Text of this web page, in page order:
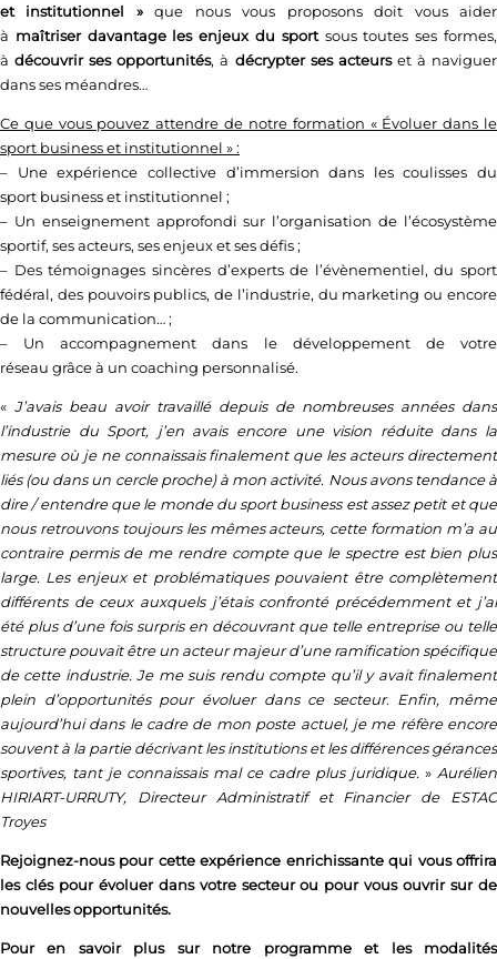
et institutionnel »que nous vous proposons doit vous aider
à maîtriser davantage les enjeux du sportsous toutes ses formes,
àdécouvrir ses opportunités, à décrypter ses acteurset à naviguer
dans ses méandres…
Ce que vous pouvez attendre de notre formation « Évoluer dans le
sport business et institutionnel » :
– Une expérience collective d’immersion dans les coulisses du
sport business et institutionnel ;
– Un enseignement approfondi sur l’organisation de l’écosystème
sportif, ses acteurs, ses enjeux et ses défis ;
– Des témoignages sincères d’experts de l’évènementiel, du sport
fédéral, des pouvoirs publics, de l’industrie, du marketing ou encore
de la communication… ;
– Un accompagnement dans le développement de votre
réseau grâce à un coaching personnalisé.
« J’avais beau avoir travaillé depuis de nombreuses années dans
l’industrie du Sport, j’en avais encore une vision réduite dans la
mesure où je ne connaissais finalement que les acteurs directement
liés (ou dans un cercle proche) à mon activité. Nous avons tendance à
dire / entendre que le monde du sport business est assez petit et que
nous retrouvons toujours les mêmes acteurs, cette formation m’a au
contraire permis de me rendre compte que le spectre est bien plus
large. Les enjeux et problématiques pouvaient être complètement
différents de ceux auxquels j’étais confronté précédemment et j’ai
été plus d’une fois surpris en découvrant que telle entreprise ou telle
structure pouvait être un acteur majeur d’une ramification spécifique
de cette industrie. Je me suis rendu compte qu’il y avait finalement
plein d’opportunités pour évoluer dans ce secteur. Enfin, même
aujourd’hui dans le cadre de mon poste actuel, je me réfère encore
souvent à la partie décrivant les institutions et les différences gérances
sportives, tant je connaissais mal ce cadre plus juridique. » Aurélien
HIRIART-URRUTY, Directeur Administratif et Financier de ESTAC
Troyes
Rejoignez-nous pour cette expérience enrichissante qui vous offrira
les clés pour évoluer dans votre secteur ou pour vous ouvrir sur de
nouvelles opportunités.
Pour en savoir plus sur notre programme et les modalités